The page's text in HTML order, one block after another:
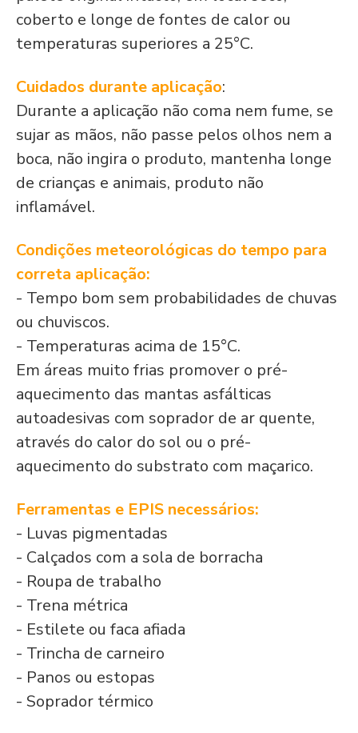
coberto e longe de fontes de calor ou
temperaturas superiores a 25°C.
Cuidados durante aplicação:
Durante a aplicação não coma nem fume, se
sujar as mãos, não passe pelos olhos nem a
boca, não ingira o produto, mantenha longe
de crianças e animais, produto não
inflamável.
Condições meteorológicas do tempo para
correta aplicação:
- Tempo bom sem probabilidades de chuvas
ou chuviscos.
- Temperaturas acima de 15°C.
Em áreas muito frias promover o pré-
aquecimento das mantas asfálticas
autoadesivas com soprador de ar quente,
através do calor do sol ou o pré-
aquecimento do substrato com maçarico.
Ferramentas e EPIS necessários:
- Luvas pigmentadas
- Calçados com a sola de borracha
- Roupa de trabalho
- Trena métrica
- Estilete ou faca afiada
- Trincha de carneiro
- Panos ou estopas
- Soprador térmico